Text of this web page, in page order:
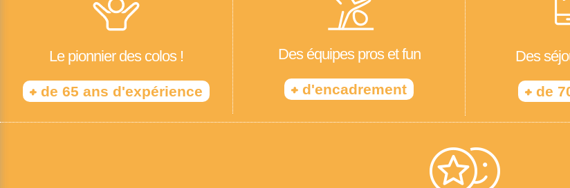
Le pionnier des colos !
+ de 65 ans d'expérience
Des équipes pros et fun
+ d'encadrement
Des
+de